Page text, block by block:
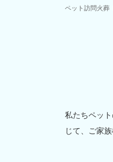
ペット訪問火葬
私たちペッ
じて、ご家